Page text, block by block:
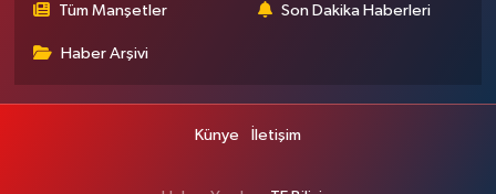
Tüm Manşetler Son Dakika Haberleri
Haber Arşivi
Künye İletişim